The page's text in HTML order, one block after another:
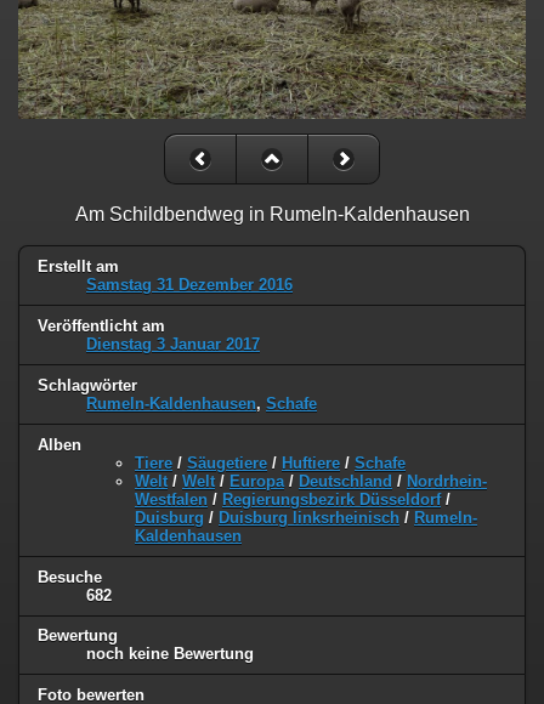
Am Schildbendweg in Rumeln-Kaldenhausen
Erstellt am
Samstag 31 Dezember 2016
Veröffentlicht am
Dienstag 3 Januar 2017
Schlagwörter
Rumeln-Kaldenhausen, Schafe
Alben
Tiere / Säugetiere / Huftiere / Schafe
Welt / Welt / Europa / Deutschland / Nordrhein-
Westfalen / Regierungsbezirk Düsseldorf/
Duisburg / Duisburg linksrheinisch / Rumeln-
Kaldenhausen
Besuche
682
Bewertung
noch keine Bewertung
Foto bewerten